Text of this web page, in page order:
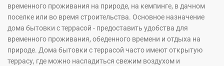
временного проживания на природе, на кемпинге, в дачном
поселке или во время строительства. Основное назначение
дома бытовки с террасой - предоставить удобства для
временного проживания, обеденного времени и отдыха на
природе. Дома бытовки с террасой часто имеют открытую
террасу, где можно насладиться свежим воздухом и